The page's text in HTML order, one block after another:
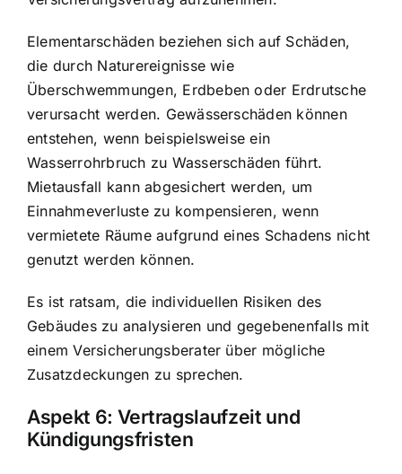
Elementarschäden beziehen sich auf Schäden,
die durch Naturereignisse wie
Überschwemmungen, Erdbeben oder Erdrutsche
verursacht werden. Gewässerschäden können
entstehen, wenn beispielsweise ein
Wasserrohrbruch zu Wasserschäden führt.
Mietausfall kann abgesichert werden, um
Einnahmeverluste zu kompensieren, wenn
vermietete Räume aufgrund eines Schadens nicht
genutzt werden können.
Es ist ratsam, die individuellen Risiken des
Gebäudes zu analysieren und gegebenenfalls mit
einem Versicherungsberater über mögliche
Zusatzdeckungen zu sprechen.
Aspekt 6: Vertragslaufzeit und
Kündigungsfristen